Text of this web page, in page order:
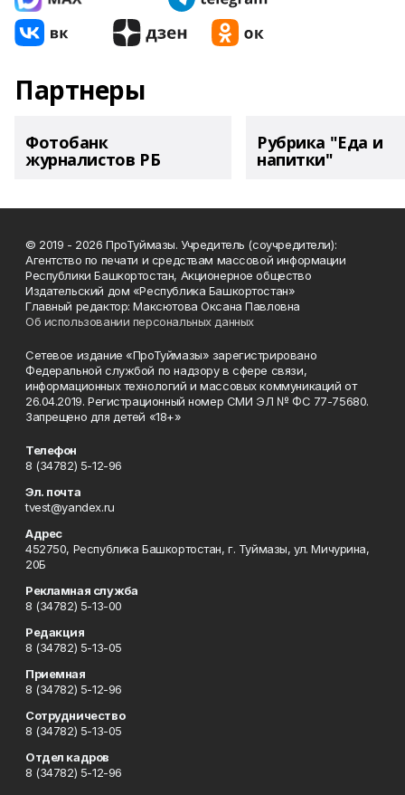
Партнеры
Фотобанк
журналистов РБ
Рубрика "Еда и
напитки"
© 2019 - 2026 ПроТуймазы. Учредитель (соучредители):
Агентство по печати и средствам массовой информации
Республики Башкортостан, Акционерное общество
Издательский дом «Республика Башкортостан»
Главный редактор: Максютова Оксана Павловна
Об использовании персональных данных
Сетевое издание «ПроТуймазы» зарегистрировано
Федеральной службой по надзору в сфере связи,
информационных технологий и массовых коммуникаций от
26.04.2019. Регистрационный номер СМИ ЭЛ № ФС 77-75680.
Запрещено для детей «18+»
Телефон
8 (34782) 5-12-96
Эл. почта
tvest@yandex.ru
Адрес
452750, Республика Башкортостан, г. Туймазы, ул. Мичурина,
20Б
Рекламная служба
8 (34782) 5-13-00
Редакция
8 (34782) 5-13-05
Приемная
8 (34782) 5-12-96
Сотрудничество
8 (34782) 5-13-05
Отдел кадров
8 (34782) 5-12-96